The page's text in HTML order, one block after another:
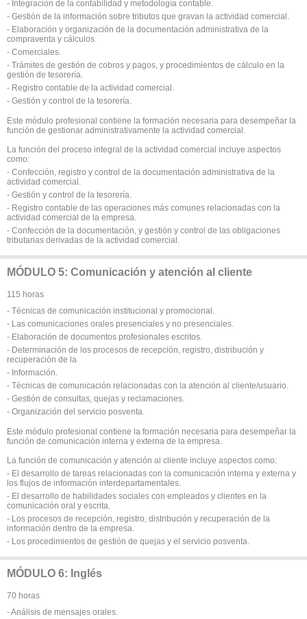
- Integración de la contabilidad y metodología contable.
- Gestión de la información sobre tributos que gravan la actividad comercial.
- Elaboración y organización de la documentación administrativa de la
compraventa y cálculos
- Comerciales.
- Trámites de gestión de cobros y pagos, y procedimientos de cálculo en la
gestión de tesorería.
- Registro contable de la actividad comercial.
- Gestión y control de la tesorería.
Este módulo profesional contiene la formación necesaria para desempeñar la
función de gestionar administrativamente la actividad comercial.
La función del proceso integral de la actividad comercial incluye aspectos
como:
- Confección, registro y control de la documentación administrativa de la
actividad comercial.
- Gestión y control de la tesorería.
- Registro contable de las operaciones más comunes relacionadas con la
actividad comercial de la empresa.
- Confección de la documentación, y gestión y control de las obligaciones
tributarias derivadas de la actividad comercial.
MÓDULO 5: Comunicación y atención al cliente
115 horas
- Técnicas de comunicación institucional y promocional.
- Las comunicaciones orales presenciales y no presenciales.
- Elaboración de documentos profesionales escritos.
- Determinación de los procesos de recepción, registro, distribución y
recuperación de la
- Información.
- Técnicas de comunicación relacionadas con la atención al cliente/usuario.
- Gestión de consultas, quejas y reclamaciones.
- Organización del servicio posventa.
Este módulo profesional contiene la formación necesaria para desempeñar la
función de comunicación interna y externa de la empresa.
La función de comunicación y atención al cliente incluye aspectos como:
- El desarrollo de tareas relacionadas con la comunicación interna y externa y
los flujos de información interdepartamentales.
- El desarrollo de habilidades sociales con empleados y clientes en la
comunicación oral y escrita.
- Los procesos de recepción, registro, distribución y recuperación de la
información dentro de la empresa.
- Los procedimientos de gestión de quejas y el servicio posventa.
MÓDULO 6: Inglés
70 horas
- Análisis de mensajes orales.